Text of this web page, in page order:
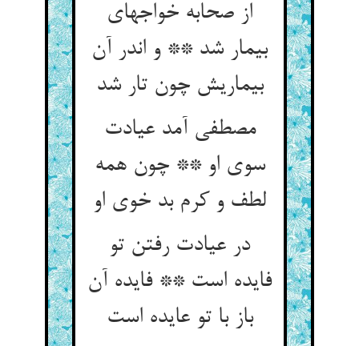
از صحابه خواجه‏ای
بیمار شد ** و اندر آن
بیماریش چون تار شد
مصطفی آمد عیادت
سوی او ** چون همه
لطف و کرم بد خوی او
در عیادت رفتن تو
فایده است ** فایده آن
باز با تو عایده است‏